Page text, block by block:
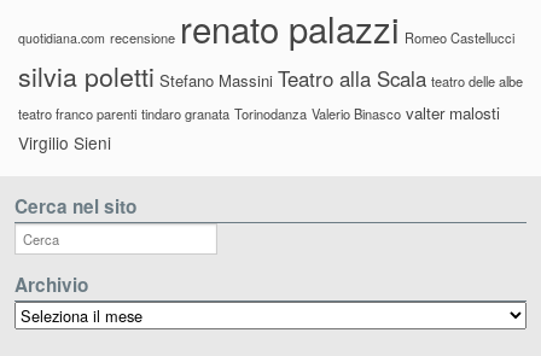
quotidiana.com recensione renato palazzi Romeo Castellucci
silvia poletti Stefano Massini Teatro alla Scala teatro delle albe
teatro franco parenti tindaro granata Torinodanza Valerio Binasco valter malosti
Virgilio Sieni
Cerca nel sito
Archivio
Archivio